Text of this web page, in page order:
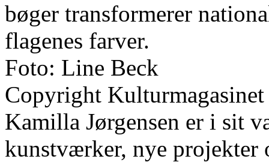
bøger transformerer
flagenes farver.
Foto: Line Beck
Copyright
Kamilla Jørgensen er i sit
kunstværker, nye projekter